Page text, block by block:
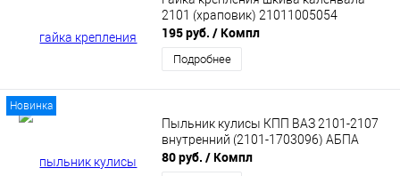
2101 (храповик) 21011005054
195 руб. / Компл
Подробнее
Новинка
Пыльник кулисы КПП ВАЗ 2101-2107
внутренний (2101-1703096) АБПА
80 руб. / Компл